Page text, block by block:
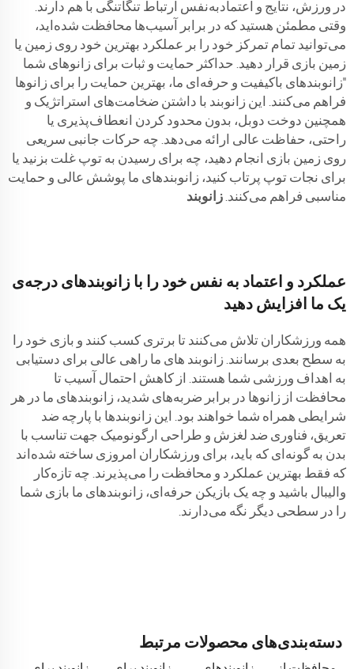
در ورزش، نتایج و اعتمادبه‌نفس ارتباط تنگاتنگی با هم دارند.
وقتی مطمئن هستید که در برابر آسیب‌ها محافظت شده‌اید،
می‌توانید تمام تمرکز خود را بر عملکرد بهترین خود روی زمین یا
زمین بازی قرار دهید. حداکثر حمایت و ثبات برای زانوهای شما
"زانوبند‌های باکیفیت و حرفه‌ای ما، بهترین حمایت را برای زانوها
فراهم می‌کنند. این زانوبند با داشتن ضخامت‌های استراتژیک و
همچنین دوخت دوبل، بدون محدود کردن انعطاف‌پذیری یا
راحتی، حفاظت عالی ارائه می‌دهد. چه حرکات جانبی سریعی
روی زمین بازی انجام دهید، چه برای رسیدن به توپ غلت بزنید یا
برای نجات توپ پرتاب کنید، زانوبند‌های ما پوشش عالی و حمایت
مناسبی فراهم می‌کنند. زانوبند
عملکرد و اعتماد به نفس خود را با زانوبندهای درجه‌ی
یک ما افزایش دهید
همه ورزشکاران تلاش می‌کنند تا برتری کسب کنند و بازی خود را
به سطح بعدی برسانند. زانوبند های ما راهی عالی برای دستیابی
به اهداف ورزشی شما هستند. از کاهش احتمال آسیب تا
محافظت از زانوها در برابر ضربه‌های شدید، زانوبندهای ما در هر
شرایطی همراه شما خواهند بود. این زانوبندها با پارچه ضد
تعریق، فناوری ضد لغزش و طراحی ارگونومیک جهت تناسب با
بدن به گونه‌ای که باید، برای ورزشکاران امروزی ساخته شده‌اند
که فقط بهترین عملکرد و محافظت را می‌پذیرند. چه تازه‌کار
والیبال باشید و چه یک بازیکن حرفه‌ای، زانوبندهای ما بازی شما
را در سطحی دیگر نگه می‌دارند.
دسته‌بندی‌های محصولات مرتبط